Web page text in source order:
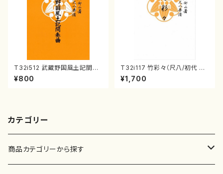
T32i512 武蔵野国風土記間奏
曲（尺八/初代 山川園松/楽譜）
都山流公刊楽譜曲番:2221
¥800
T32i117 竹彩々（尺八/初代 山
本邦山/尺八/都山式譜）都山流
公刊楽譜曲番:566
¥1,700
カテゴリー
商品カテゴリーから探す